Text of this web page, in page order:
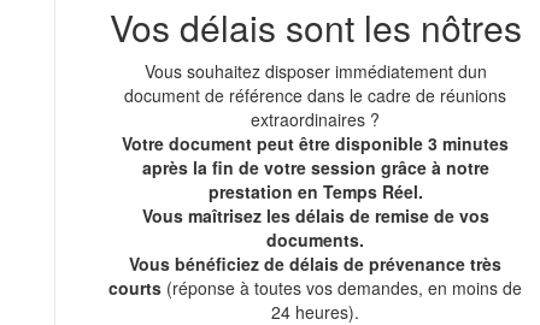
Vos délais sont les nôtres
Vous souhaitez disposer immédiatement dun
document de référence dans le cadre de réunions
extraordinaires ?
Votre document peut être disponible 3 minutes
après la fin de votre session grâce à notre
prestation en Temps Réel.
Vous maîtrisez les délais de remise de vos
documents.
Vous bénéficiez de délais de prévenance très
courts (réponse à toutes vos demandes, en moins de
24 heures).